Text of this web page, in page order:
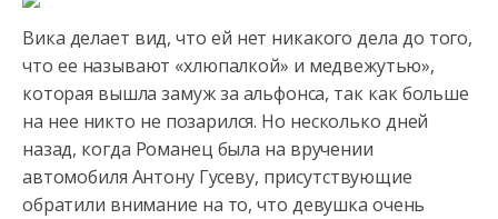
Вика делает вид, что ей нет никакого дела до того,
что ее называют «хлюпалкой» и медвежутью»,
которая вышла замуж за альфонса, так как больше
на нее никто не позарился. Но несколько дней
назад, когда Романец была на вручении
автомобиля Антону Гусеву, присутствующие
обратили внимание на то, что девушка очень